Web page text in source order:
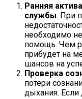
Ранняя
службы. При
необходимо
помощь. Чем
прибудет на
шансов на
Проверка
потери
дыхания. Если